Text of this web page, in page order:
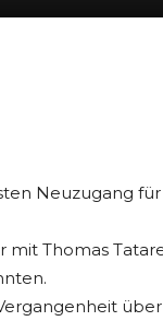
Neuzugang
mit Thomas